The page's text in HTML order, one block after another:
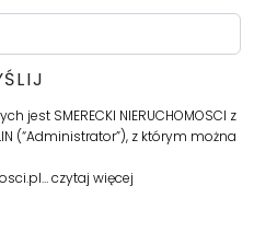
SMERECKI NIERUCHOMOSCI z
(“Administrator”), z którym można
czytaj więcej